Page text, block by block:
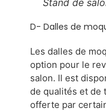
D- Dalles de
Les dalles de
option pour le
salon. Il est
de qualités et de
offerte par